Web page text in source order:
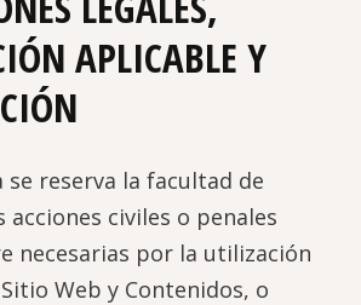
APLICABLE Y
se reserva la facultad de
acciones civiles o penales
necesarias por la utilización
Web y Contenidos, o